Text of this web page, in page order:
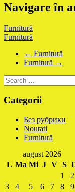
Navigare în
Furnitură
Furnitură
← Furnitură
Furnitură →
Categorii
Без рубрики
Noutati
Furnitură
august 2026
L Ma Mi J V S
1
2
3
4 5 6 7 8
9